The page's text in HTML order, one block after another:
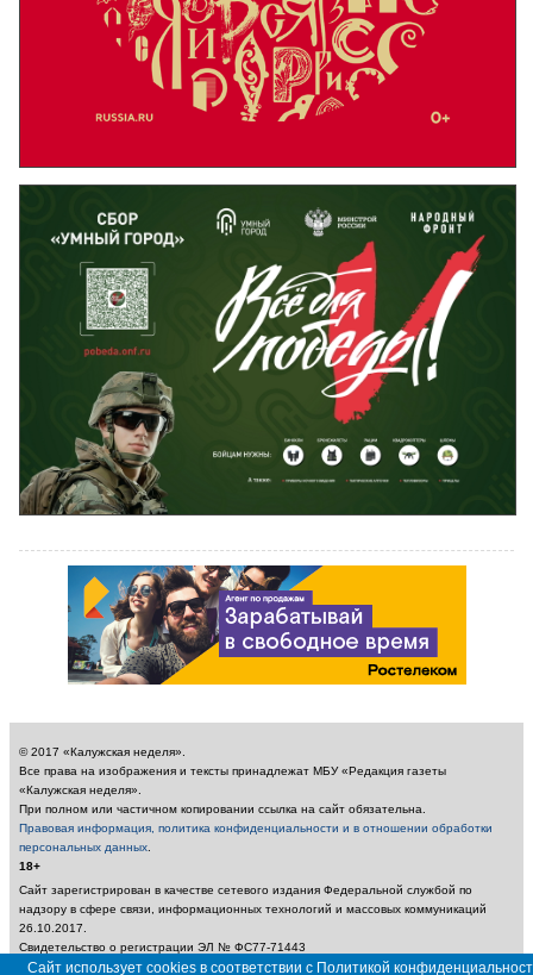
© 2017 «Калужская неделя».
Все права на изображения и тексты принадлежат МБУ «Редакция газеты
«Калужская неделя».
При полном или частичном копировании ссылка на сайт обязательна.
Правовая информация, политика конфиденциальности и в отношении обработки
персональных данных
18+
Сайт зарегистрирован в качестве сетевого издания Федеральной службой по
надзору в сфере связи, информационных технологий и массовых коммуникаций
26.10.2017.
Свидетельство о регистрации ЭЛ № ФС77-71443
Учредитель: Муниципальное бюджетное учреждение «Редакция газеты «Калужская
Сайт использует cookies в соответствии с Политикой